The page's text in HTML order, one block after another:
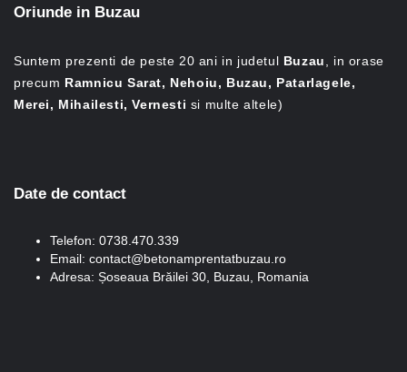
Oriunde in Buzau
Suntem prezenti de peste 20 ani in judetul Buzau
, in orase
precum Ramnicu Sarat, Nehoiu, Buzau, Patarlagele,
Merei, Mihailesti, Vernesti si multe altele)
Date de contact
Telefon: 0738.470.339
Email: contact@betonamprentatbuzau.ro
Adresa: Șoseaua Brăilei 30, Buzau, Romania